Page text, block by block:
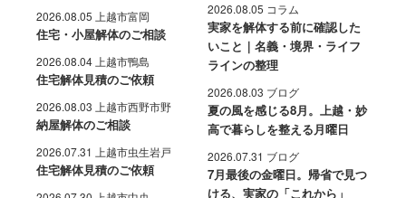
2026.08.05 上越市富岡
住宅・小屋解体のご相談
2026.08.04 上越市鴨島
住宅解体見積のご依頼
2026.08.03 上越市西野市野
納屋解体のご相談
2026.07.31 上越市虫生岩戸
住宅解体見積のご依頼
2026.08.05 コラム
実家を解体する前に確認した
いこと｜名義・境界・ライフ
ラインの整理
2026.08.03 ブログ
夏の風を感じる8月。上越・妙
高で暮らしを整える月曜日
2026.07.31 ブログ
7月最後の金曜日。帰省で見つ
ける、実家の「これから」